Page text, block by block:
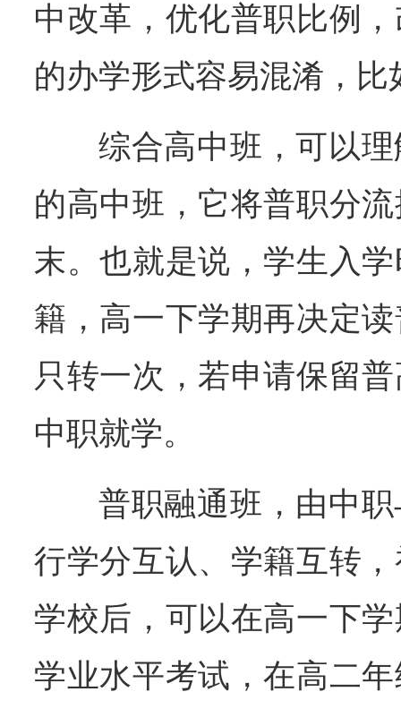
中改革，优化普职比例
的办学形式容易混淆，比
综合高中班，可以
的高中班，它将普职分
末。也就是说，学生入
籍，高一下学期再决定
只转一次，若申请保留
中职就学。
普职融通班，由中
行学分互认、学籍互转
学校后，可以在高一下
学业水平考试，在高二